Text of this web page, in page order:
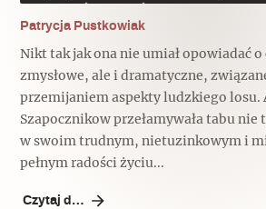
Patrycja Pustkowiak
Nikt tak jak ona nie umiał opowiadać
zmysłowe, ale i dramatyczne,
przemijaniem aspekty ludzkiego losu.
Szapocznikow przełamywała tabu nie
w swoim trudnym, nietuzinkowym i
pełnym radości życiu...
Czytaj dalej